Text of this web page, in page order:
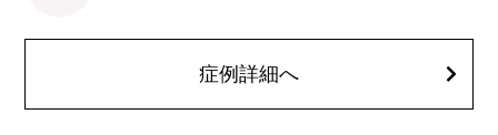
費用：1部位 184,800円(税込)
オプション：笑気麻酔 3,300円(税込)
症例詳細へ